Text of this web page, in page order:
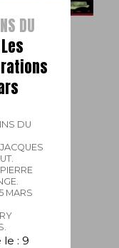
DU
Les
DU
MARS
le : 9